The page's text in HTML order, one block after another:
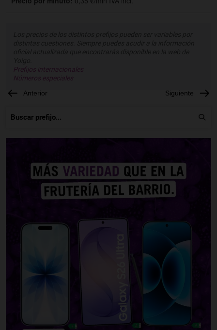
Prefijos internacionales
Números especiales
Anterior
Siguiente